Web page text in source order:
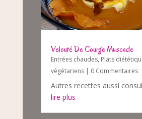
Velouté De Courge Muscade
Entrées chaudes, Plats
végétariens| 0 Commentaires
Autres recettes aussi
lire plus